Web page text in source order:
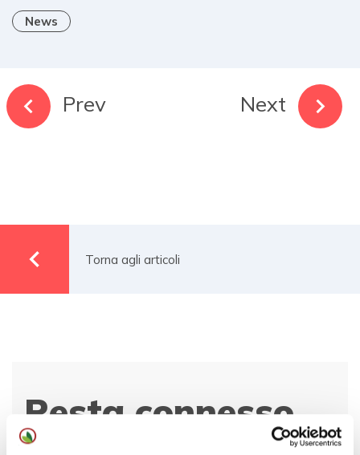
News
Prev Next
Torna agli articoli
Resta connesso